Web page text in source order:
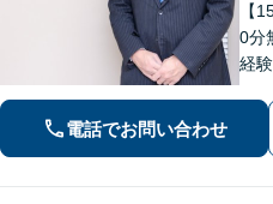
【
0分
経
応
通
電話でお問い合わせ